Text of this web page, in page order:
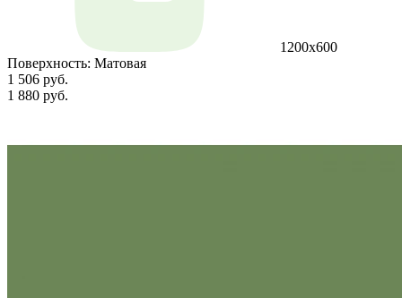
1200х600
Поверхность: Матовая
1 506 руб.
1 880 руб.